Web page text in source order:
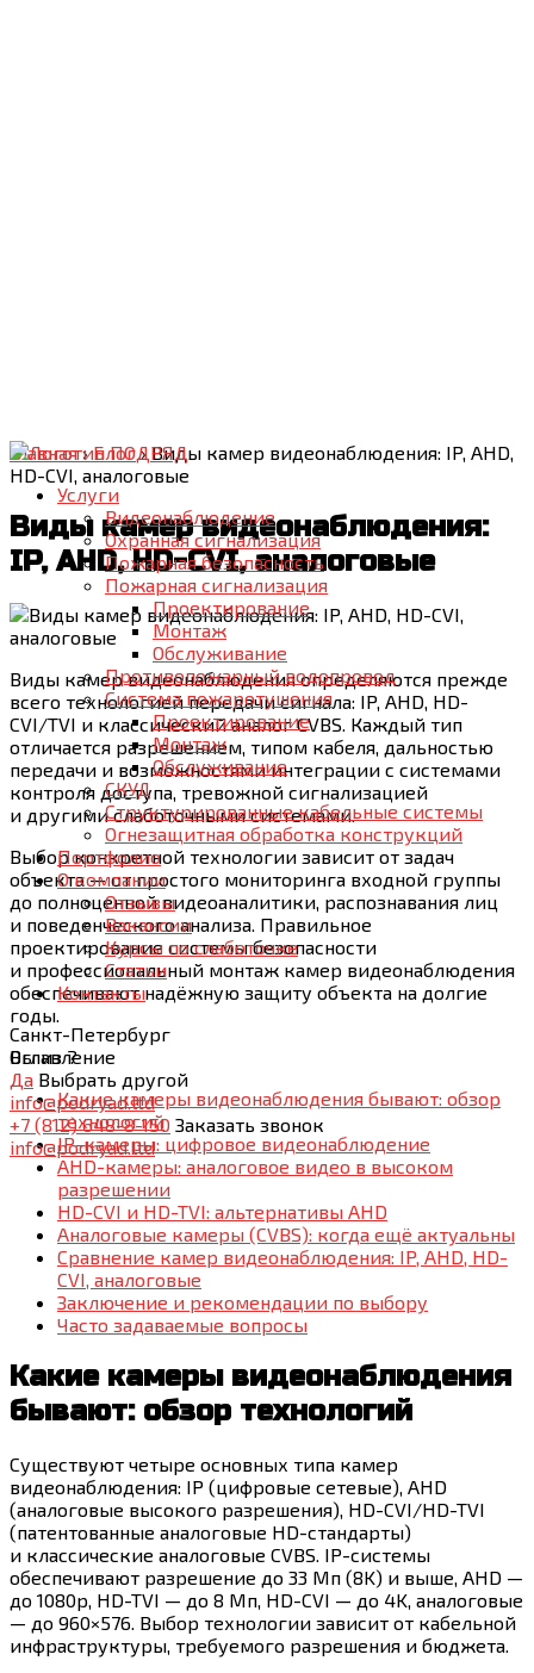
Услуги
Видеонаблюдение
Охранная сигнализация
Пожарная безопасность
Пожарная сигнализация
Проектирование
Монтаж
Обслуживание
Противопожарный водопровод
Система пожаротушения
Проектирование
Монтаж
Обслуживание
СКУД
Структурированные кабельные системы
Огнезащитная обработка конструкций
Портфолио
О компании
Отзывы
Вакансии
Курсы по слаботочке
Статьи
Контакты
Санкт-Петербург
Вы из?
Да Выбрать другой
info@podryad.ltd
+7 (812) 648-8-150 Заказать звонок
info@podryad.ltd
Главная›Блог›Виды камер видеонаблюдения: IP, AHD,
HD-CVI, аналоговые
Виды камер видеонаблюдения:
IP, AHD, HD-CVI, аналоговые
Виды камер видеонаблюдения определяются прежде
всего технологией передачи сигнала: IP, AHD, HD-
CVI/TVI и классический аналог CVBS. Каждый тип
отличается разрешением, типом кабеля, дальностью
передачи и возможностями интеграции с системами
контроля доступа, тревожной сигнализацией
и другими слаботочными системами.
Выбор конкретной технологии зависит от задач
объекта — от простого мониторинга входной группы
до полноценной видеоаналитики, распознавания лиц
и поведенческого анализа. Правильное
проектирование системы безопасности
и профессиональный монтаж камер видеонаблюдения
обеспечивают надёжную защиту объекта на долгие
годы.
Оглавление
Какие камеры видеонаблюдения бывают: обзор
технологий
IP-камеры: цифровое видеонаблюдение
AHD-камеры: аналоговое видео в высоком
разрешении
HD-CVI и HD-TVI: альтернативы AHD
Аналоговые камеры (CVBS): когда ещё актуальны
Сравнение камер видеонаблюдения: IP, AHD, HD-
CVI, аналоговые
Заключение и рекомендации по выбору
Часто задаваемые вопросы
Какие камеры видеонаблюдения
бывают: обзор технологий
Существуют четыре основных типа камер
видеонаблюдения: IP (цифровые сетевые), AHD
(аналоговые высокого разрешения), HD-CVI/HD-TVI
(патентованные аналоговые HD-стандарты)
и классические аналоговые CVBS. IP-системы
обеспечивают разрешение до 33 Мп (8K) и выше, AHD —
до 1080p, HD-TVI — до 8 Мп, HD-CVI — до 4K, аналоговые
— до 960×576. Выбор технологии зависит от кабельной
инфраструктуры, требуемого разрешения и бюджета.